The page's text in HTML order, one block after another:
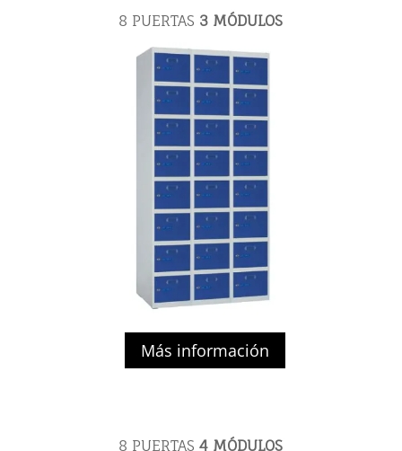
8 PUERTAS 3 MÓDULOS
Más información
8 PUERTAS4 MÓDULOS